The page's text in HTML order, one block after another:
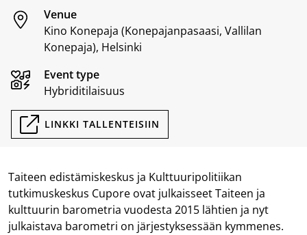
Venue
Kino Konepaja (Konepajanpasaasi, Vallilan
Konepaja), Helsinki
Event type
Hybriditilaisuus
LINKKI TALLENTEISIIN
Taiteen edistämiskeskus ja Kulttuuripolitiikan
tutkimuskeskus Cupore ovat julkaisseet Taiteen ja
kulttuurin barometria vuodesta 2015 lähtien ja nyt
julkaistava barometri on järjestyksessään kymmenes.